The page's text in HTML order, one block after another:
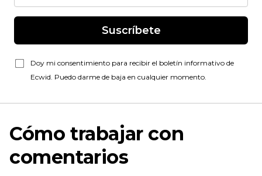
Suscríbete
Doy mi consentimiento para recibir el boletín informativo de
Ecwid. Puedo darme de baja en cualquier momento.
Cómo trabajar con
comentarios